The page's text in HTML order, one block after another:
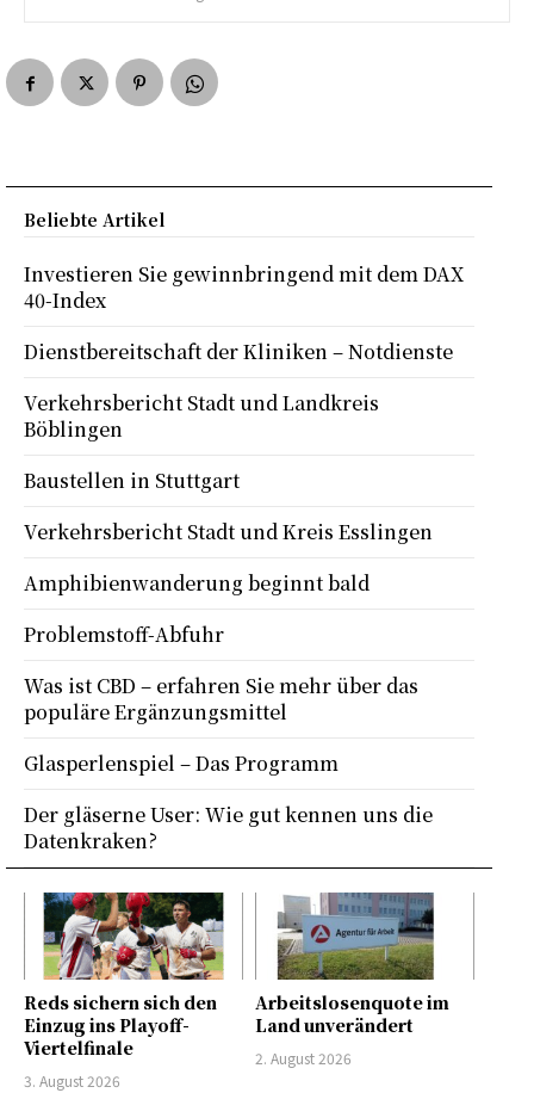
Reds sichern sich den
Einzug ins Playoff-
Viertelfinale
3. August 2026
Arbeitslosenquote im
Land unverändert
2. August 2026
Beliebte Artikel
Investieren Sie gewinnbringend mit dem DAX
40-Index
Dienstbereitschaft der Kliniken – Notdienste
Verkehrsbericht Stadt und Landkreis
Böblingen
Baustellen in Stuttgart
Verkehrsbericht Stadt und Kreis Esslingen
Amphibienwanderung beginnt bald
Problemstoff-Abfuhr
Was ist CBD – erfahren Sie mehr über das
populäre Ergänzungsmittel
Glasperlenspiel – Das Programm
Der gläserne User: Wie gut kennen uns die
Datenkraken?